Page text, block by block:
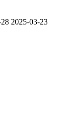
2025-03-23